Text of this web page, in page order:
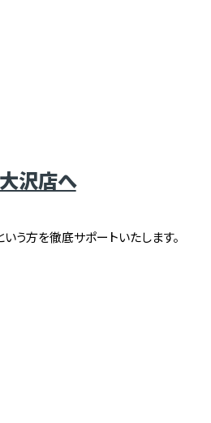
沢店へ
う方を徹底サポートいたします。